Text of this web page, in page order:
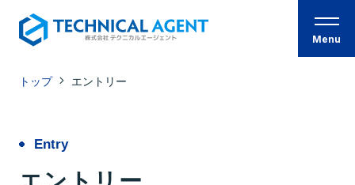
Menu
トップページ
私たちについて
代表インタビュー
トップ エントリー
Entry